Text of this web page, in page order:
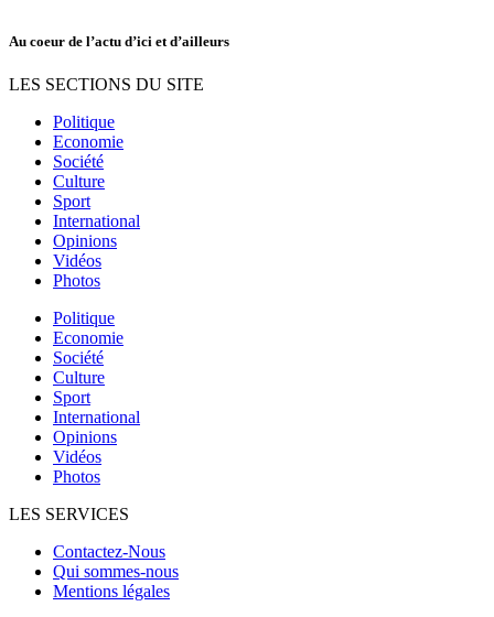
Au coeur de l’actu d’ici et d’ailleurs
LES SECTIONS DU SITE
Politique
Economie
Société
Culture
Sport
International
Opinions
Vidéos
Photos
Politique
Economie
Société
Culture
Sport
International
Opinions
Vidéos
Photos
LES SERVICES
Contactez-Nous
Qui sommes-nous
Mentions légales